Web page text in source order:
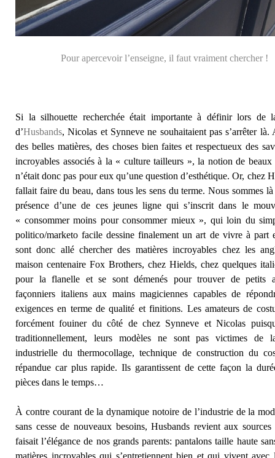
Pour apercevoir l’enseigne, il faut vraiment chercher !
Si la silhouette recherchée était importante à définir lors de
d’Husbands, Nicolas et Synneve ne souhaitaient pas s’arrêter là.
des belles matières, des choses bien faites et respectueux des
incroyables associés à la « culture tailleurs », la notion de beaux
n’était donc pas pour eux qu’une question d’esthétique. Or, chez
fallait faire du beau, dans tous les sens du terme. Nous sommes
présence d’une de ces jeunes ligne qui s’inscrit dans le
« consommer moins pour consommer mieux », qui loin du
politico/marketo facile dessine finalement un art de vivre à part
sont donc allé chercher des matières incroyables chez les
maison centenaire Fox Brothers, chez Hields, chez quelques
pour la flanelle et se sont démenés pour trouver de petits
façonniers italiens aux mains magiciennes capables de
exigences en terme de qualité et finitions. Les amateurs de
forcément fouiner du côté de chez Synneve et Nicolas
traditionnellement, leurs modèles ne sont pas victimes de
industrielle du thermocollage, technique de construction du
répandue car plus rapide. Ils garantissent de cette façon la
pièces dans le temps…
À contre courant de la dynamique notoire de l’industrie de la
sans cesse de nouveaux besoins, Husbands revient aux
faisait l’élégance de nos grands parents: pantalons taille haute
matières incroyables qui s’entretiennent bien et qui vivent avec